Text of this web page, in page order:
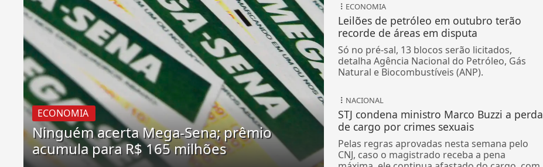
ECONOMIA
Ninguém acerta Mega-Sena; prêmio
acumula para R$ 165 milhões
ECONOMIA
Leilões de petróleo em outubro terão
recorde de áreas em disputa
Só no pré-sal, 13 blocos serão licitados,
detalha Agência Nacional do Petróleo, Gás
Natural e Biocombustíveis (ANP).
NACIONAL
STJ condena ministro Marco Buzzi a perda
de cargo por crimes sexuais
Pelas regras aprovadas nesta semana pelo
CNJ, caso o magistrado receba a pena